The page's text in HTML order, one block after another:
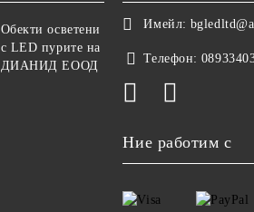
Обекти осветени
с LED пурите на
ДИАНИД ЕООД
Имейл:
Телефон:
Ние работим с